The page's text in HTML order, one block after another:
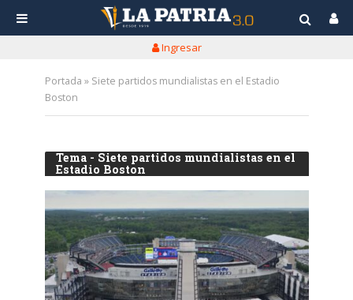
Ingresar
Portada » Siete partidos mundialistas en el Estadio
Boston
Tema - Siete partidos mundialistas en el
Estadio Boston